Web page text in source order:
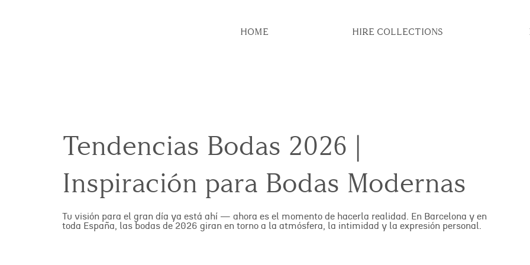
HOME HIRE COLLECTIONS
Tendencias Bodas 2026 |
Inspiración para Bodas Modernas
Tu visión para el gran día ya está ahí — ahora es el momento de hacerla realidad. En Barcelona y en
toda España, las bodas de 2026 giran en torno a la atmósfera, la intimidad y la expresión personal.